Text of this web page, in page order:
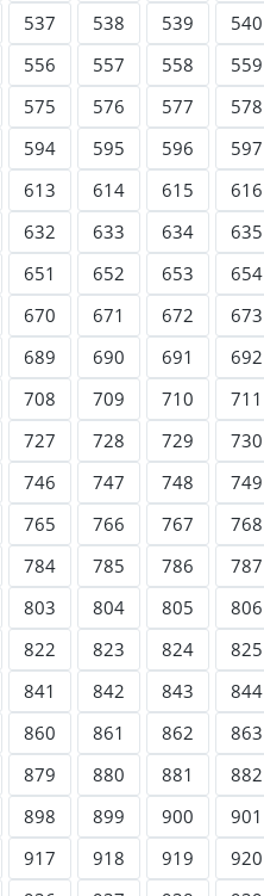
537 538 539 540
556 557 558 559
575 576 577 578
594 595 596 597
613 614 615 616
632 633 634 635
651 652 653 654
670 671 672 673
689 690 691 692
708 709 710 711
727 728 729 730
746 747 748 749
765 766 767 768
784 785 786 787
803 804 805 806
822 823 824 825
841 842 843 844
860 861 862 863
879 880 881 882
898 899 900 901
917 918 919 920